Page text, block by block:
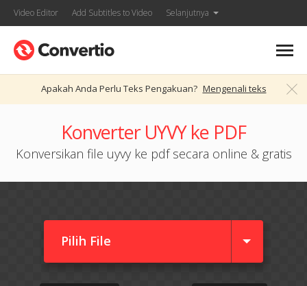
Video Editor Add Subtitles to Video Selanjutnya
Apakah Anda Perlu Teks Pengakuan? Mengenali teks
Konverter UYVY ke PDF
Konversikan file uyvy ke pdf secara online & gratis
Pilih File